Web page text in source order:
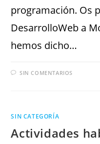
programación. Os
DesarrolloWeb a
hemos dicho…
SIN COMENTARIOS
SIN CATEGORÍA
Actividades